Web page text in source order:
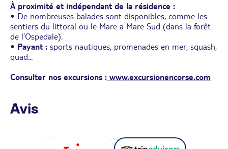
À proximité et indépendant de la résidence :
• De nombreuses balades sont disponibles, comme les
sentiers du littoral ou le Mare a Mare Sud (dans la forêt
de l’Ospedale).
• Payant : sports nautiques, promenades en mer, squash,
quad...
Consulter nos excursions : www.excursionencorse.com
Avis